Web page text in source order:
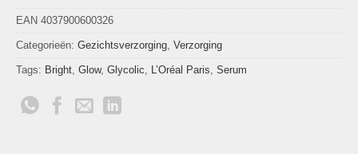
EAN 4037900600326
Categorieën: Gezichtsverzorging, Verzorging
Tags: Bright, Glow, Glycolic, L’Oréal Paris, Serum